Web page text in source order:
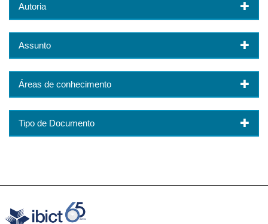
Autoria
Assunto
Áreas de conhecimento
Tipo de Documento